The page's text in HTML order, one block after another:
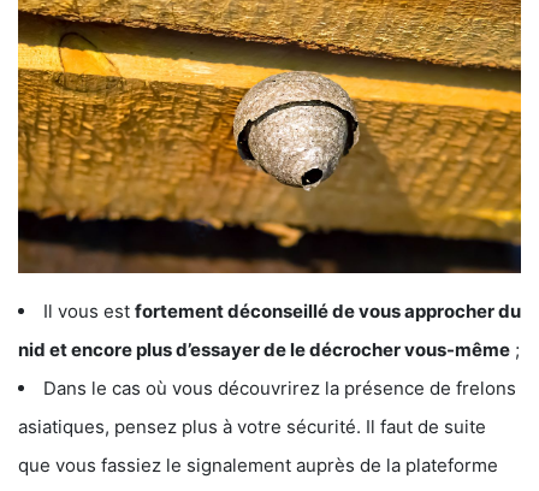
Il vous est fortement déconseillé de vous approcher du
nid et encore plus d’essayer de le décrocher vous-même ;
Dans le cas où vous découvrirez la présence de frelons
asiatiques, pensez plus à votre sécurité. Il faut de suite
que vous fassiez le signalement auprès de la plateforme